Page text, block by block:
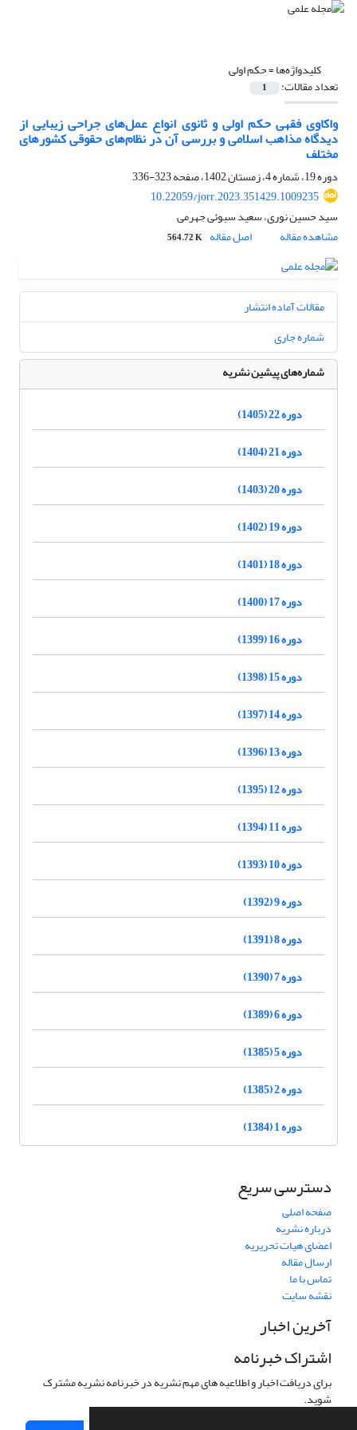
کلیدواژه‌ها =حکم اولی
تعداد مقالات: 1
واکاوی فقهی حکم اولی و ثانوی انواع عمل‌های جراحی زیبایی از
دیدگاه مذاهب اسلامی و بررسی آن در نظام‌های حقوقی کشورهای
مختلف
دوره 19، شماره 4، زمستان 1402، صفحه
323-336
10.22059/jorr.2023.351429.1009235
سید حسین نوری، سعید سبوئی جهرمی
مشاهده مقاله
اصل مقاله 564.72 K
مقالات آماده انتشار
شماره جاری
شماره‌های پیشین نشریه
دوره 22 (1405)
دوره 21 (1404)
دوره 20 (1403)
دوره 19 (1402)
دوره 18 (1401)
دوره 17 (1400)
دوره 16 (1399)
دوره 15 (1398)
دوره 14 (1397)
دوره 13 (1396)
دوره 12 (1395)
دوره 11 (1394)
دوره 10 (1393)
دوره 9 (1392)
دوره 8 (1391)
دوره 7 (1390)
دوره 6 (1389)
دوره 5 (1385)
دوره 2 (1385)
دوره 1 (1384)
دسترسی سریع
صفحه اصلی
درباره نشریه
اعضای هیات تحریریه
ارسال مقاله
تماس با ما
نقشه سایت
آخرین اخبار
اشتراک خبرنامه
برای دریافت اخبار و اطلاعیه های مهم نشریه در خبرنامه نشریه مشترک
شوید.